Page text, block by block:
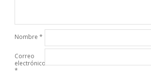
Nombre *
Correo
electrónico
*